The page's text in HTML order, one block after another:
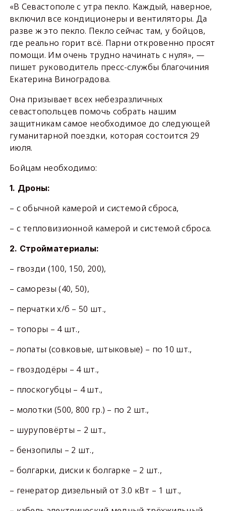
«В Севастополе с утра пекло. Каждый, наверное,
включил все кондиционеры и вентиляторы. Да
разве ж это пекло. Пекло сейчас там, у бойцов,
где реально горит всё. Парни откровенно просят
помощи. Им очень трудно начинать с нуля», —
пишет руководитель пресс-службы благочиния
Екатерина Виноградова.
Она призывает всех небезразличных
севастопольцев помочь собрать нашим
защитникам самое необходимое до следующей
гуманитарной поездки, которая состоится 29
июля.
Бойцам необходимо:
1. Дроны:
– с обычной камерой и системой сброса,
– с тепловизионной камерой и системой сброса.
2. Стройматериалы:
– гвозди (100, 150, 200),
– саморезы (40, 50),
– перчатки х/б – 50 шт.,
– топоры – 4 шт.,
– лопаты (совковые, штыковые) – по 10 шт.,
– гвоздодёры – 4 шт.,
– плоскогубцы – 4 шт.,
– молотки (500, 800 гр.) – по 2 шт.,
– шуруповёрты – 2 шт.,
– бензопилы – 2 шт.,
– болгарки, диски к болгарке – 2 шт.,
– генератор дизельный от 3.0 кВт – 1 шт.,